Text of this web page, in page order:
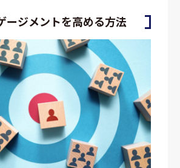
ージメントを高める方法